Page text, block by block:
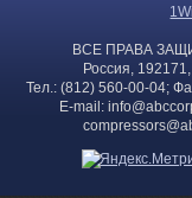
ВСЕ ПРАВА
Россия,
Тел.: (812) 560-00-04;
E-mail: